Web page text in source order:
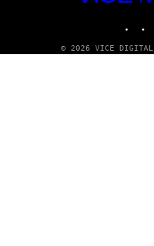
MEDIA
© 2026 VICE DIGITAL